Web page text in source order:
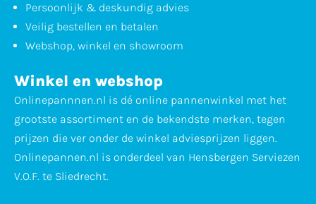
Persoonlijk & deskundig advies
Veilig bestellen en betalen
Webshop, winkel en showroom
Winkel en webshop
Onlinepannnen.nl is dé online pannenwinkel met het
grootste assortiment en de bekendste merken, tegen
prijzen die ver onder de winkel adviesprijzen liggen.
Onlinepannen.nl is onderdeel van Hensbergen Serviezen
V.O.F. te Sliedrecht.